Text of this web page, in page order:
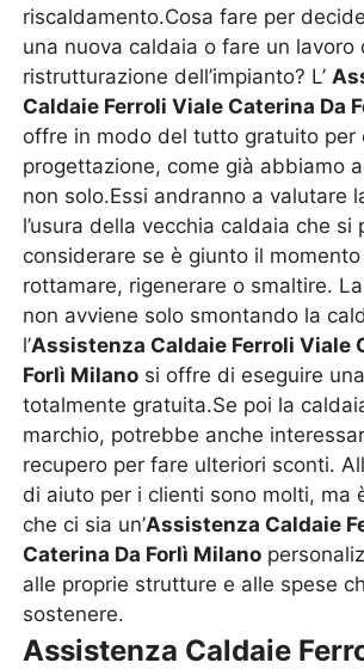
riscaldamento.Cosa fare per
una nuova caldaia o fare un lavoro
ristrutturazione dell’impianto? L’
Caldaie Ferroli Viale Caterina Da
offre in modo del tutto gratuito per
progettazione, come già abbiamo
non solo.Essi andranno a valutare
l’usura della vecchia caldaia che si
considerare se è giunto il
rottamare, rigenerare o smaltire.
non avviene solo smontando la
l’Assistenza Caldaie Ferroli Viale
Forlì Milano si offre di eseguire
totalmente gratuita.Se poi la
marchio, potrebbe anche
recupero per fare ulteriori sconti.
di aiuto per i clienti sono molti, ma
che ci sia un’Assistenza Caldaie
Caterina Da Forlì Milano
alle proprie strutture e alle spese
sostenere.
Assistenza Caldaie